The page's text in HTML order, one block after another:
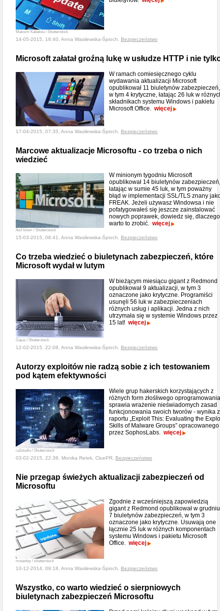
Maksim Kabakou / Shutterstock
14-05-2015, 18:40, Anna Wasilewska-Śpioch, Bezpieczeństwo
Microsoft załatał groźną lukę w usłudze HTTP i nie
W ramach comiesięcznego cyklu
wydawania aktualizacji Microsoft
opublikował 11 biuletynów zabezpieczeń,
w tym 4 krytyczne, łatając 26 luk w
składnikach systemu Windows i pakietu
Microsoft Office. więcej
17-04-2015, 07:35, Anna Wasilewska-Śpioch, Bezpieczeństwo
Marcowe aktualizacje Microsoftu - co trzeba o nich
wiedzieć
Asif Islam / Shutterstock
W minionym tygodniu Microsoft
opublikował 14 biuletynów zabezpieczeń,
łatając w sumie 45 luk, w tym poważny
błąd w implementacji SSL/TLS znany
FREAK. Jeżeli używasz Windowsa i nie
pofatygowałeś się jeszcze zainstalować
nowych poprawek, dowiedz się, dlaczego
warto to zrobić. więcej
15-03-2015, 08:41, Anna Wasilewska-Śpioch, Bezpieczeństwo
Co trzeba wiedzieć o biuletynach zabezpieczeń, które
Microsoft wydał w lutym
Gajus / Shutterstock
W bieżącym miesiącu gigant z Redmond
opublikował 9 aktualizacji, w tym 3
oznaczone jako krytyczne. Programiści
usunęli 56 luk w zabezpieczeniach
różnych usług i aplikacji. Jedna z nich
utrzymała się w systemie Windows przez
15 lat! więcej
12-02-2015, 22:08, Anna Wasilewska-Śpioch, Bezpieczeństwo
Autorzy exploitów nie radzą sobie z ich testowaniem
pod kątem efektywności
ra2studio / Shutterstock
Wiele grup hakerskich korzystających z
różnych form złośliwego oprogramowania
sprawia wrażenie nieświadomych zasad
funkcjonowania swoich tworów - wynika z
raportu „Exploit This: Evaluating the
Skills of Malware Groups” opracowanego
przez SophosLabs. więcej
03-02-2015, 22:38, Monika Retek, CluePR, Bezpieczeństwo
Nie przegap świeżych aktualizacji zabezpieczeń od
Microsoftu
mstanley / shutterstock
Zgodnie z wcześniejszą zapowiedzią
gigant z Redmond opublikował w grudniu
7 biuletynów zabezpieczeń, w tym 3
oznaczone jako krytyczne. Usuwają one
łącznie 25 luk w różnych komponentach
systemu Windows i pakietu Microsoft
Office. więcej
10-12-2014, 09:18, Anna Wasilewska-Śpioch, Bezpieczeństwo
Wszystko, co warto wiedzieć o sierpniowych
biuletynach zabezpieczeń Microsoftu